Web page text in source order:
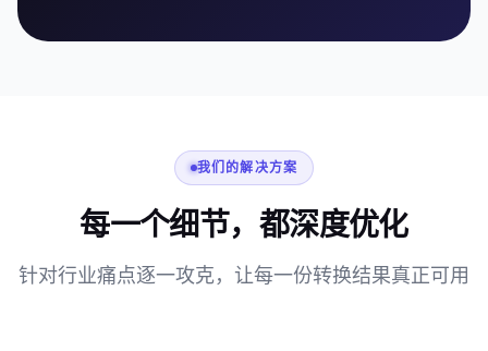
我们的解决方案
每一个细节，都深度优化
针对行业痛点逐一攻克，让每一份转换结果真正可用